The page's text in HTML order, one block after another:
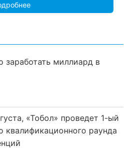
заработать миллиард в
«Тобол» проведет 1-ый
квалификационного раунда